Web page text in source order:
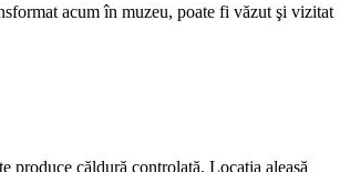
acum în muzeu, poate fi văzut şi vizitat
produce căldură controlată. Locaţia aleasă